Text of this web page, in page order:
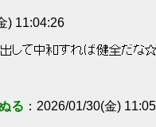
) 11:04:26
して中和すれば健全だな☆
る 2026/01/30(金)